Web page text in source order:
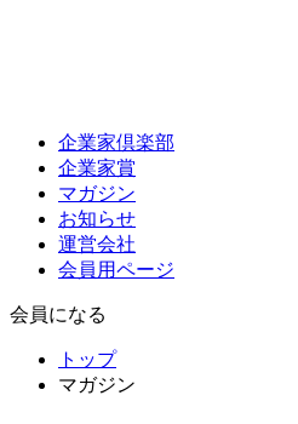
企業家倶楽部
企業家賞
マガジン
お知らせ
運営会社
会員用ページ
会員になる
トップ
マガジン